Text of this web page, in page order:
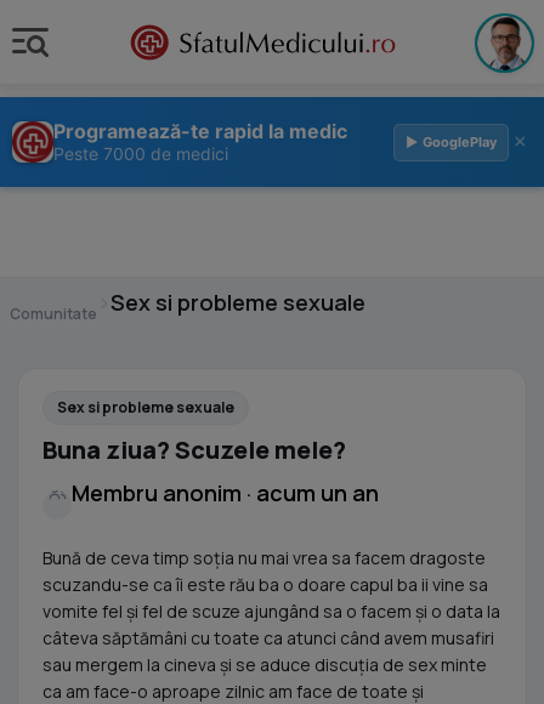
Programează-te rapid la medic
Peste 7000 de medici
▶ GooglePlay ×
Comunitate Sex si probleme sexuale
Sex si probleme sexuale
Buna ziua? Scuzele mele?
Membru anonim · acum un an
Bună de ceva timp soția nu mai vrea sa facem dragoste
scuzandu-se ca îi este rău ba o doare capul ba ii vine sa
vomite fel și fel de scuze ajungând sa o facem și o data la
câteva săptămâni cu toate ca atunci când avem musafiri
sau mergem la cineva și se aduce discuția de sex minte
ca am face-o aproape zilnic am face de toate și